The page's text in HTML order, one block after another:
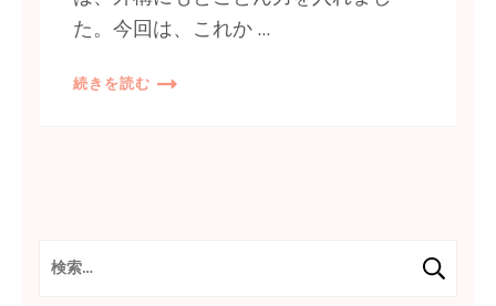
た。今回は、これか …
続きを読む
検